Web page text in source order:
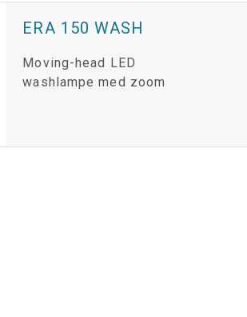
ERA 150 WASH
Moving-head LED
washlampe med zoom